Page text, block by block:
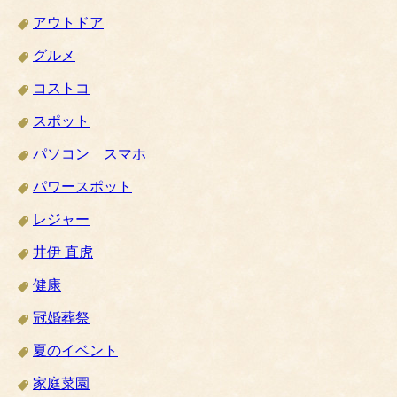
アウトドア
グルメ
コストコ
スポット
パソコン スマホ
パワースポット
レジャー
井伊 直虎
健康
冠婚葬祭
夏のイベント
家庭菜園